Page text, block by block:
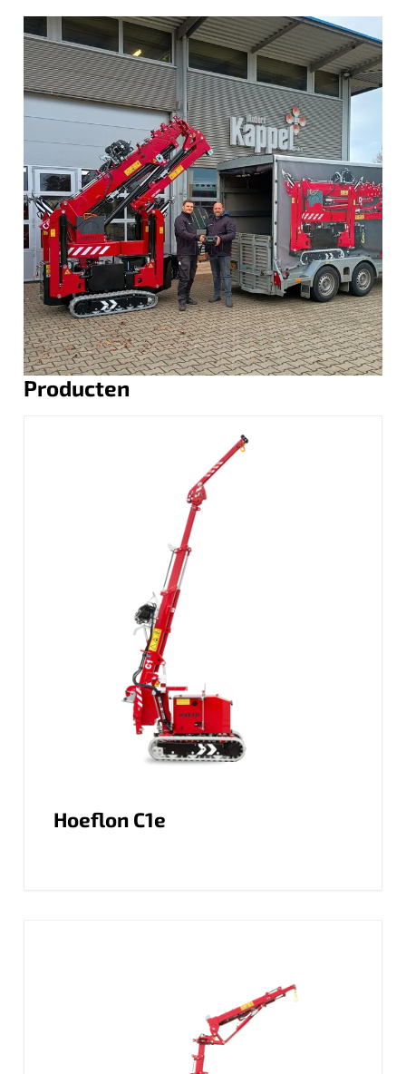
Producten
Hoeflon C1e